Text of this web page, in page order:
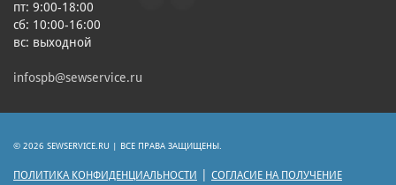
пт: 9:00-18:00
сб: 10:00-16:00
вс: выходной
infospb@sewservice.ru
© 2026 SEWSERVICE.RU | ВСЕ ПРАВА ЗАЩИЩЕНЫ.
ПОЛИТИКА КОНФИДЕНЦИАЛЬНОСТИ СОГЛАСИЕ НА ПОЛУЧЕНИЕ